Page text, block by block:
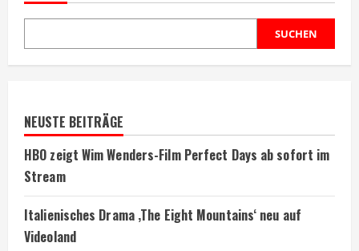
Movie-
Elementen
SUCHEN
NEUSTE BEITRÄGE
HBO zeigt Wim Wenders-Film Perfect Days ab sofort im
Stream
Italienisches Drama ‚The Eight Mountains‘ neu auf
Videoland